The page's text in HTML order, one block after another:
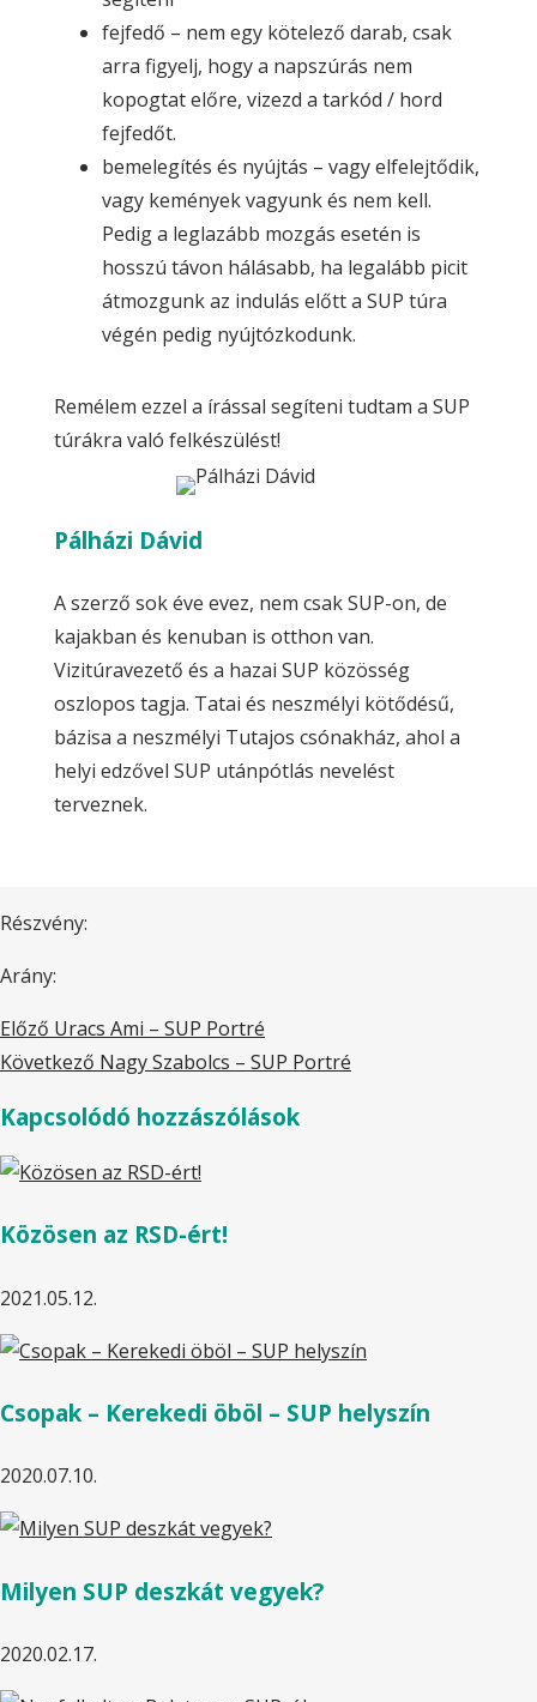
fejfedő – nem egy kötelező darab, csak
arra figyelj, hogy a napszúrás nem
kopogtat előre, vizezd a tarkód / hord
fejfedőt.
bemelegítés és nyújtás – vagy elfelejtődik,
vagy kemények vagyunk és nem kell.
Pedig a leglazább mozgás esetén is
hosszú távon hálásabb, ha legalább picit
átmozgunk az indulás előtt a SUP túra
végén pedig nyújtózkodunk.
Remélem ezzel a írással segíteni tudtam a SUP
túrákra való felkészülést!
Pálházi Dávid
A szerző sok éve evez, nem csak SUP-on, de
kajakban és kenuban is otthon van.
Vizitúravezető és a hazai SUP közösség
oszlopos tagja. Tatai és neszmélyi kötődésű,
bázisa a neszmélyi Tutajos csónakház, ahol a
helyi edzővel SUP utánpótlás nevelést
terveznek.
Részvény:
Arány:
Előző Uracs Ami – SUP Portré
Következő Nagy Szabolcs – SUP Portré
Kapcsolódó hozzászólások
Közösen az RSD-ért!
2021.05.12.
Csopak – Kerekedi öböl – SUP helyszín
2020.07.10.
Milyen SUP deszkát vegyek?
2020.02.17.